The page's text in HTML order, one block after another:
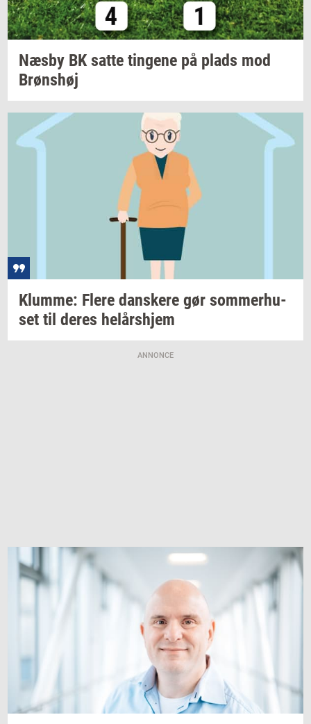
Næsby BK satte tin­ge­ne på plads mod
Brøns­høj
Klum­me: Flere dan­ske­re gør som­mer­hu­
set til deres helårs­hjem
ANNONCE